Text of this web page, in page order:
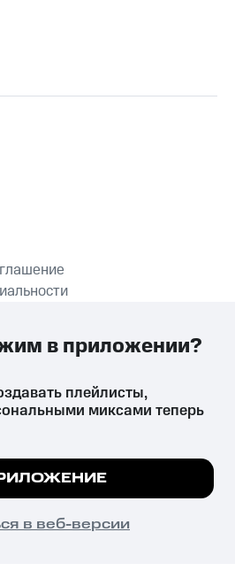
ПРИЛОЖЕНИЕ
аналогов причиняет вред здоровью,
и влечёт установленную
чтобы на сайте все
ПОНЯТНО
плейлисты,
миксами теперь
в веб-версии